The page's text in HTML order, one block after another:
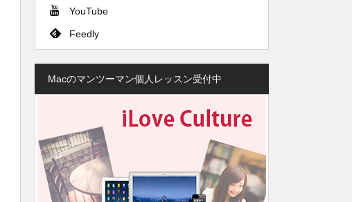
YouTube
Feedly
Macのマンツーマン個人レッスン受付中